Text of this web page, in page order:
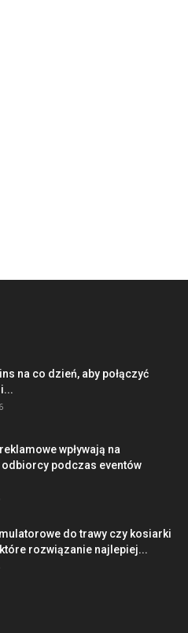
na co dzień, aby połączyć
wpływają na
podczas eventów
do trawy czy kosiarki
rozwiązanie najlepiej...